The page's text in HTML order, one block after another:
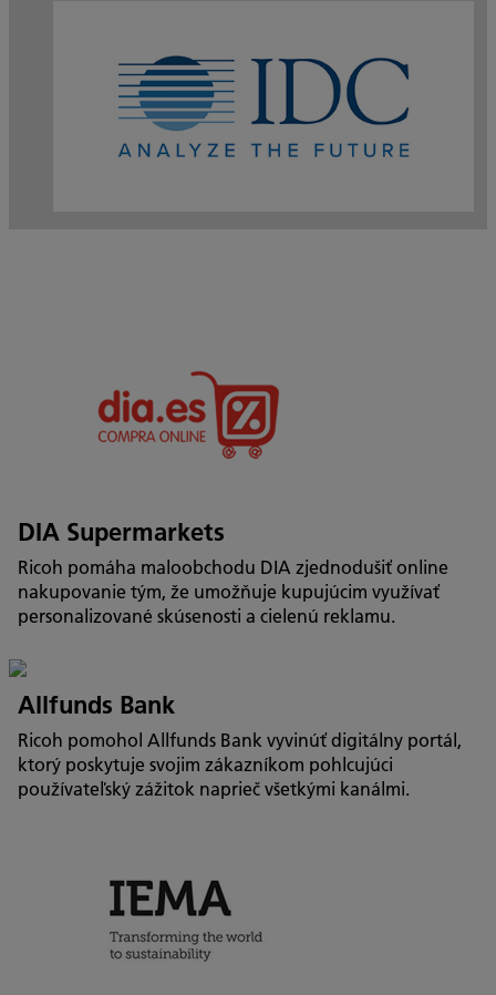
DIA Supermarkets
Ricoh pomáha maloobchodu DIA zjednodušiť online
nakupovanie tým, že umožňuje kupujúcim využívať
personalizované skúsenosti a cielenú reklamu.
Allfunds Bank
Ricoh pomohol Allfunds Bank vyvinúť digitálny portál,
ktorý poskytuje svojim zákazníkom pohlcujúci
používateľský zážitok naprieč všetkými kanálmi.